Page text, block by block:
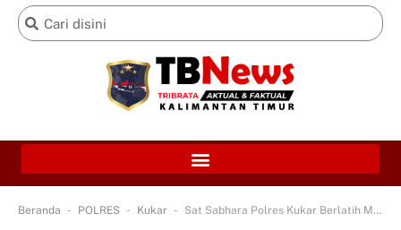
Beranda - POLRES - Kukar - Sat Sabhara Polres Kukar Berlatih Menggunakan Kano Dan Perahu Karet Untuk Mengantisipasi Banjir